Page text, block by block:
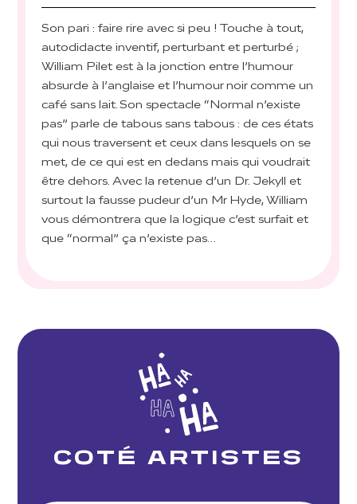
Son pari : faire rire avec si peu ! Touche à tout,
autodidacte inventif, perturbant et perturbé ;
William Pilet est à la jonction entre l’humour
absurde à l’anglaise et l’humour noir comme un
café sans lait. Son spectacle “Normal n’existe
pas” parle de tabous sans tabous : de ces états
qui nous traversent et ceux dans lesquels on se
met, de ce qui est en dedans mais qui voudrait
être dehors. Avec la retenue d’un Dr. Jekyll et
surtout la fausse pudeur d’un Mr Hyde, William
vous démontrera que la logique c’est surfait et
que “normal” ça n’existe pas…
COTÉ ARTISTES